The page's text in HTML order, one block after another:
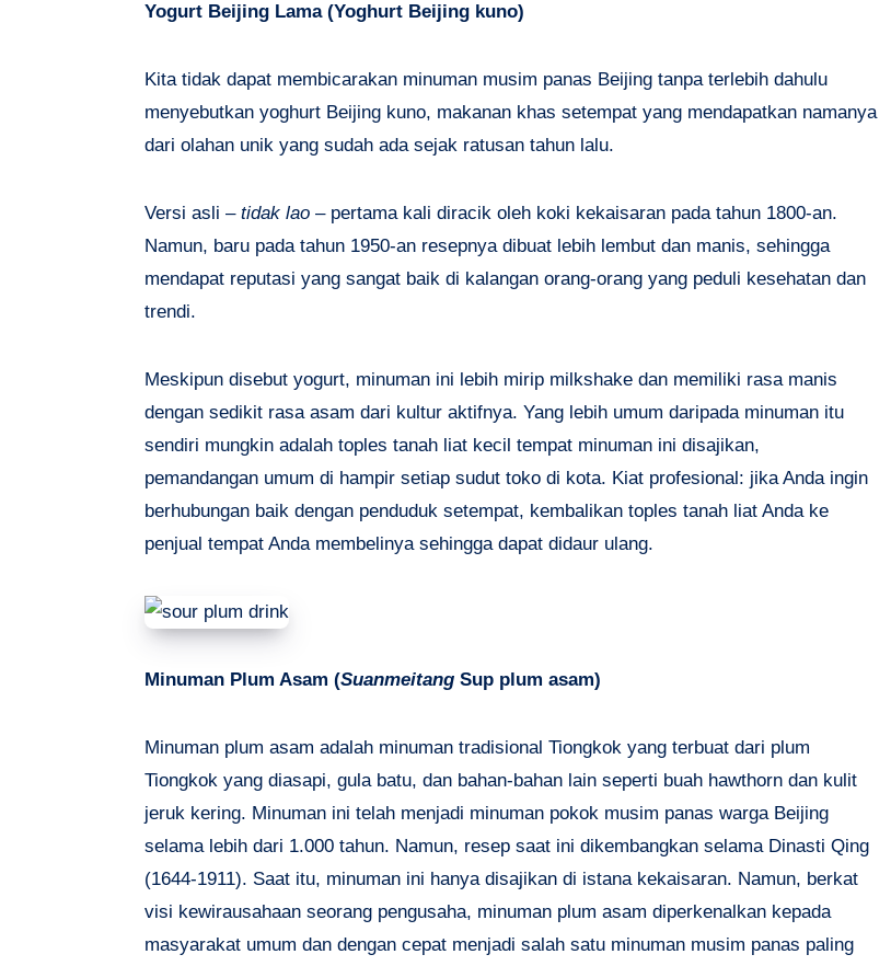
Yogurt Beijing Lama (Yoghurt Beijing kuno)
Kita tidak dapat membicarakan minuman musim panas Beijing tanpa terlebih dahulu
menyebutkan yoghurt Beijing kuno, makanan khas setempat yang mendapatkan namanya
dari olahan unik yang sudah ada sejak ratusan tahun lalu.
Versi asli – tidak lao – pertama kali diracik oleh koki kekaisaran pada tahun 1800-an.
Namun, baru pada tahun 1950-an resepnya dibuat lebih lembut dan manis, sehingga
mendapat reputasi yang sangat baik di kalangan orang-orang yang peduli kesehatan dan
trendi.
Meskipun disebut yogurt, minuman ini lebih mirip milkshake dan memiliki rasa manis
dengan sedikit rasa asam dari kultur aktifnya. Yang lebih umum daripada minuman itu
sendiri mungkin adalah toples tanah liat kecil tempat minuman ini disajikan,
pemandangan umum di hampir setiap sudut toko di kota. Kiat profesional: jika Anda ingin
berhubungan baik dengan penduduk setempat, kembalikan toples tanah liat Anda ke
penjual tempat Anda membelinya sehingga dapat didaur ulang.
Minuman Plum Asam (Suanmeitang Sup plum asam)
Minuman plum asam adalah minuman tradisional Tiongkok yang terbuat dari plum
Tiongkok yang diasapi, gula batu, dan bahan-bahan lain seperti buah hawthorn dan kulit
jeruk kering. Minuman ini telah menjadi minuman pokok musim panas warga Beijing
selama lebih dari 1.000 tahun. Namun, resep saat ini dikembangkan selama Dinasti Qing
(1644-1911). Saat itu, minuman ini hanya disajikan di istana kekaisaran. Namun, berkat
visi kewirausahaan seorang pengusaha, minuman plum asam diperkenalkan kepada
masyarakat umum dan dengan cepat menjadi salah satu minuman musim panas paling